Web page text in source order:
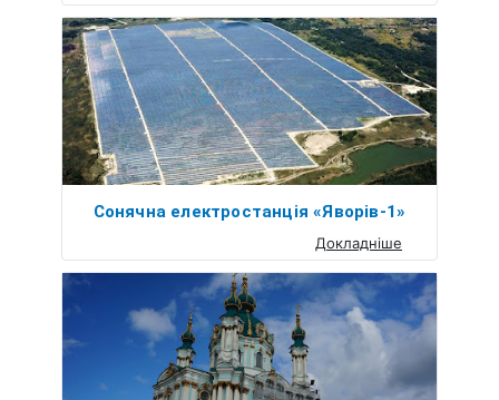
Сонячна електростанція «Яворів-1»
Докладніше